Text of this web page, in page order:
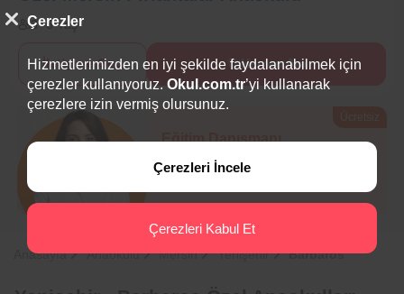
3 -6 Yaş
İletişime Geç Hemen Ara
Eğitim Danışmanı
Sana en uygun
Anasayfa Anaokulu Mersin Yenişehir Barbaros
Çerezler
Hizmetlerimizden en iyi şekilde faydalanabilmek için
çerezler kullanıyoruz. Okul.com.tr’yi kullanarak
çerezlere izin vermiş olursunuz.
Çerezleri İncele
Çerezleri Kabul Et